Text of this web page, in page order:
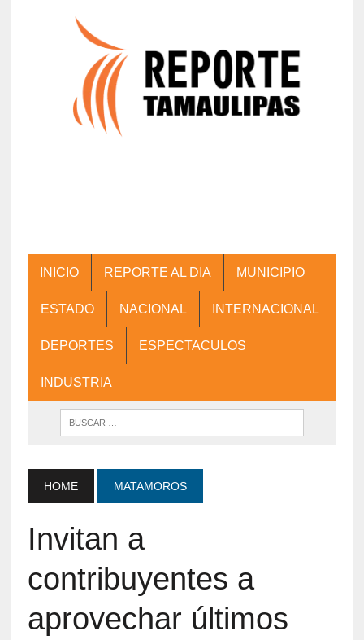
INICIO REPORTE AL DIA MUNICIPIO
ESTADO NACIONAL INTERNACIONAL
DEPORTES ESPECTACULOS
INDUSTRIA
HOME MATAMOROS
Invitan a
contribuyentes a
aprovechar últimos